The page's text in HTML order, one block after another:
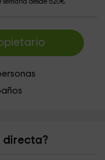
semana desde 520€
directa?